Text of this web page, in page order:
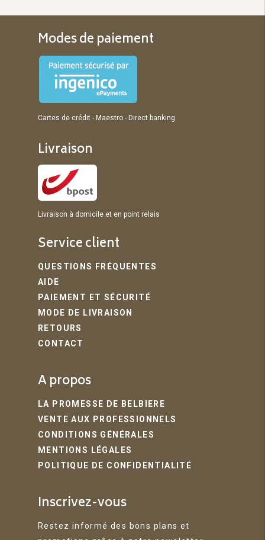
Modes de paiement
Cartes de crédit - Maestro - Direct banking
Livraison
Livraison à domicile et en point relais
Service client
QUESTIONS FRÉQUENTES
AIDE
PAIEMENT ET SÉCURITÉ
MODE DE LIVRAISON
RETOURS
CONTACT
A propos
LA PROMESSE DE BELBIERE
VENTE AUX PROFESSIONNELS
CONDITIONS GÉNÉRALES
MENTIONS LÉGALES
POLITIQUE DE CONFIDENTIALITÉ
Inscrivez-vous
Restez informé des bons plans et